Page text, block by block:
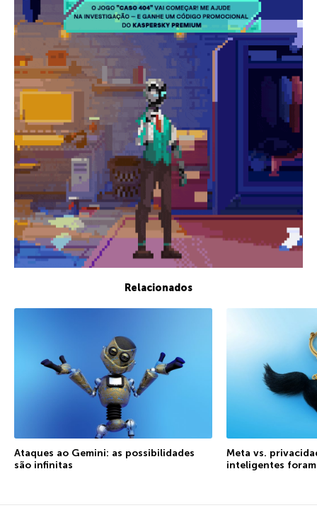
Relacionados
Ataques ao Gemini: as possibilidades
são infinitas
Meta vs.
inteligentes